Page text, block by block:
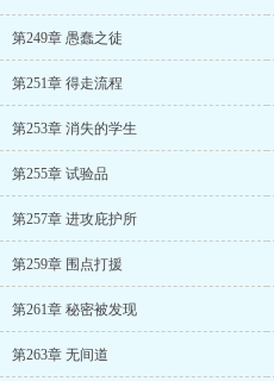
第249章 愚蠢之徒
第251章 得走流程
第253章 消失的学生
第255章 试验品
第257章 进攻庇护所
第259章 围点打援
第261章 秘密被发现
第263章 无间道